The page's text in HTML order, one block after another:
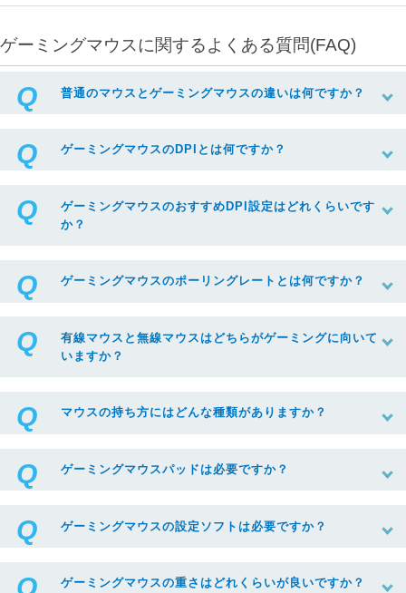
ゲーミングマウスに関するよくある質問(FAQ)
普通のマウスとゲーミングマウスの違いは何ですか？
ゲーミングマウスのDPIとは何ですか？
ゲーミングマウスのおすすめDPI設定はどれくらいです
か？
ゲーミングマウスのポーリングレートとは何ですか？
有線マウスと無線マウスはどちらがゲーミングに向いて
いますか？
マウスの持ち方にはどんな種類がありますか？
ゲーミングマウスパッドは必要ですか？
ゲーミングマウスの設定ソフトは必要ですか？
ゲーミングマウスの重さはどれくらいが良いですか？